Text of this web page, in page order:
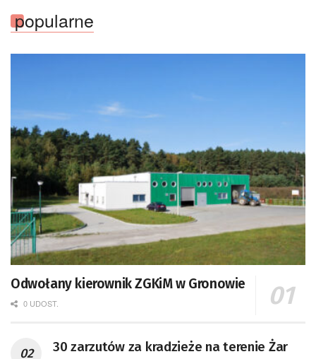
popularne
Odwołany kierownik ZGKiM w Gronowie
0 UDOST.
30 zarzutów za kradzieże na terenie Żar